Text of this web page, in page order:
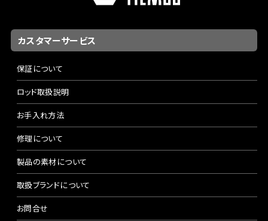
カスタマーサービス
保証について
ロッド取扱説明
お手入れ方法
修理について
製品の素材について
取扱ブランドについて
お問合せ